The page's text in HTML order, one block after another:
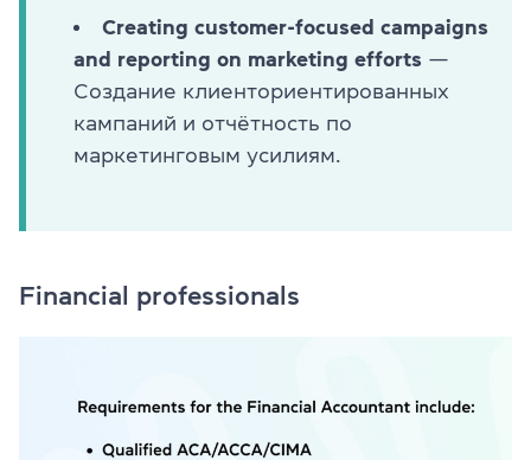
Creating customer-focused campaigns
and reporting on marketing efforts —
Создание клиенториентированных
кампаний и отчётность по
маркетинговым усилиям.
Financial professionals